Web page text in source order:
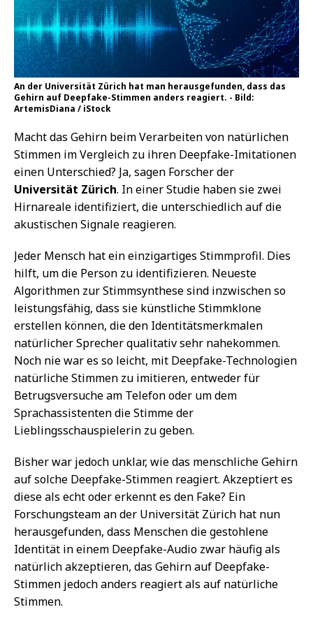
An der Universität Zürich hat man herausgefunden, dass das
Gehirn auf Deepfake-Stimmen anders reagiert. - Bild:
ArtemisDiana / iStock
Macht das Gehirn beim Verarbeiten von natürlichen
Stimmen im Vergleich zu ihren Deepfake-Imitationen
einen Unterschied? Ja, sagen Forscher der
Universität Zürich. In einer Studie haben sie zwei
Hirnareale identifiziert, die unterschiedlich auf die
akustischen Signale reagieren.
Jeder Mensch hat ein einzigartiges Stimmprofil. Dies
hilft, um die Person zu identifizieren. Neueste
Algorithmen zur Stimmsynthese sind inzwischen so
leistungsfähig, dass sie künstliche Stimmklone
erstellen können, die den Identitätsmerkmalen
natürlicher Sprecher qualitativ sehr nahekommen.
Noch nie war es so leicht, mit Deepfake-Technologien
natürliche Stimmen zu imitieren, entweder für
Betrugsversuche am Telefon oder um dem
Sprachassistenten die Stimme der
Lieblingsschauspielerin zu geben.
Bisher war jedoch unklar, wie das menschliche Gehirn
auf solche Deepfake-Stimmen reagiert. Akzeptiert es
diese als echt oder erkennt es den Fake? Ein
Forschungsteam an der Universität Zürich hat nun
herausgefunden, dass Menschen die gestohlene
Identität in einem Deepfake-Audio zwar häufig als
natürlich akzeptieren, das Gehirn auf Deepfake-
Stimmen jedoch anders reagiert als auf natürliche
Stimmen.